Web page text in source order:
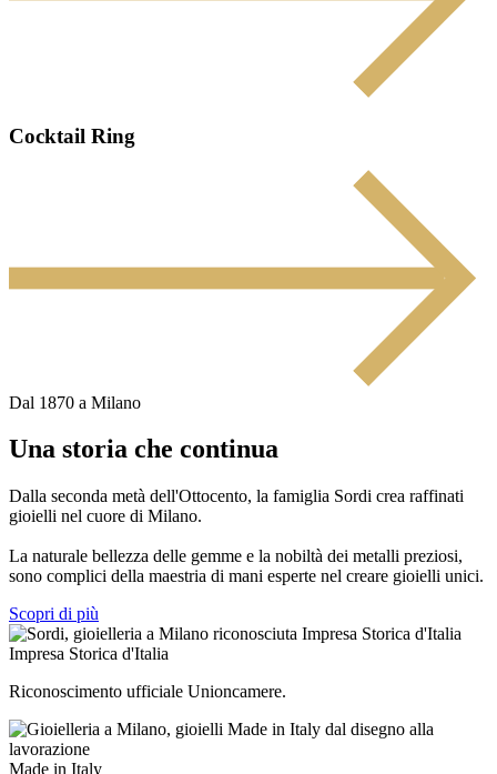
Cocktail Ring
Dal 1870 a Milano
Una storia che continua
Dalla seconda metà dell'Ottocento, la famiglia Sordi crea raffinati
gioielli nel cuore di Milano.
La naturale bellezza delle gemme e la nobiltà dei metalli preziosi,
sono complici della maestria di mani esperte nel creare gioielli unici.
Scopri di più
Impresa Storica d'Italia
Riconoscimento ufficiale Unioncamere.
Made in Italy